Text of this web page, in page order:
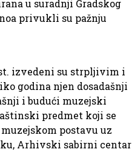
u suradnji Gradskog
privukli su pažnju
izvedeni su strpljivim i
godina njen dosadašnji
i budući muzejski
predmet koji se
postavu uz
Arhivski sabirni centar